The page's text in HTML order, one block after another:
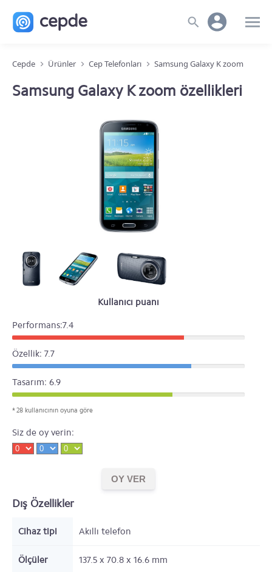
Cepde Ürünler Cep Telefonları Samsung Galaxy K zoom
Samsung Galaxy K zoom özellikleri
Kullanıcı puanı
Performans:7.4
Özellik: 7.7
Tasarım: 6.9
* 28 kullanıcının oyuna göre
Siz de oy verin:
Dış Özellikler
Cihaz tipi Akıllı telefon
Ölçüler 137.5 x 70.8 x 16.6 mm